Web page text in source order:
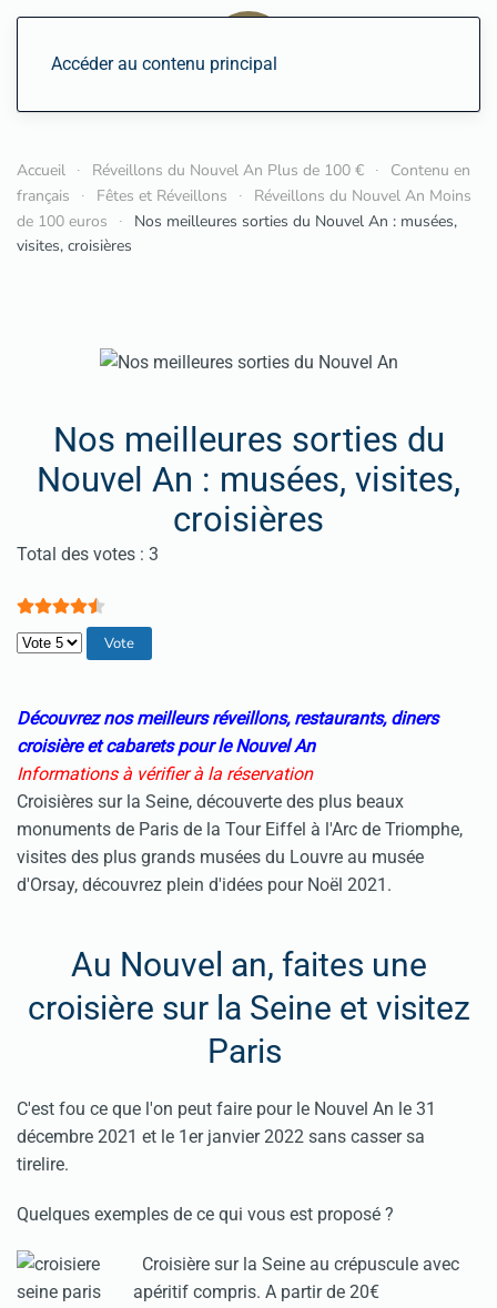
Accéder au contenu principal
Accueil Réveillons du Nouvel An Plus de 100 €
Contenu en
français
Fêtes et Réveillons
Réveillons du Nouvel An Moins
de 100 euros
Nos meilleures sorties du Nouvel An : musées,
visites, croisières
Nos meilleures sorties du
Nouvel An : musées, visites,
croisières
Vote utilisateur:4.5
Total des votes : 3
Veuillez voter
Découvrez nos meilleurs réveillons, restaurants, diners
croisière et cabarets pour le Nouvel An
Informations à vérifier à la réservation
Croisières sur la Seine, découverte des plus beaux
monuments de Paris de la Tour Eiffel à l'Arc de Triomphe,
visites des plus grands musées du Louvre au musée
d'Orsay, découvrez plein d'idées pour Noël 2021.
Au Nouvel an, faites une
croisière sur la Seine et visitez
Paris
C'est fou ce que l'on peut faire pour le Nouvel An le 31
décembre 2021 et le 1er janvier 2022 sans casser sa
tirelire.
Quelques exemples de ce qui vous est proposé ?
Croisière sur la Seine au crépuscule avec
apéritif compris. A partir de 20€